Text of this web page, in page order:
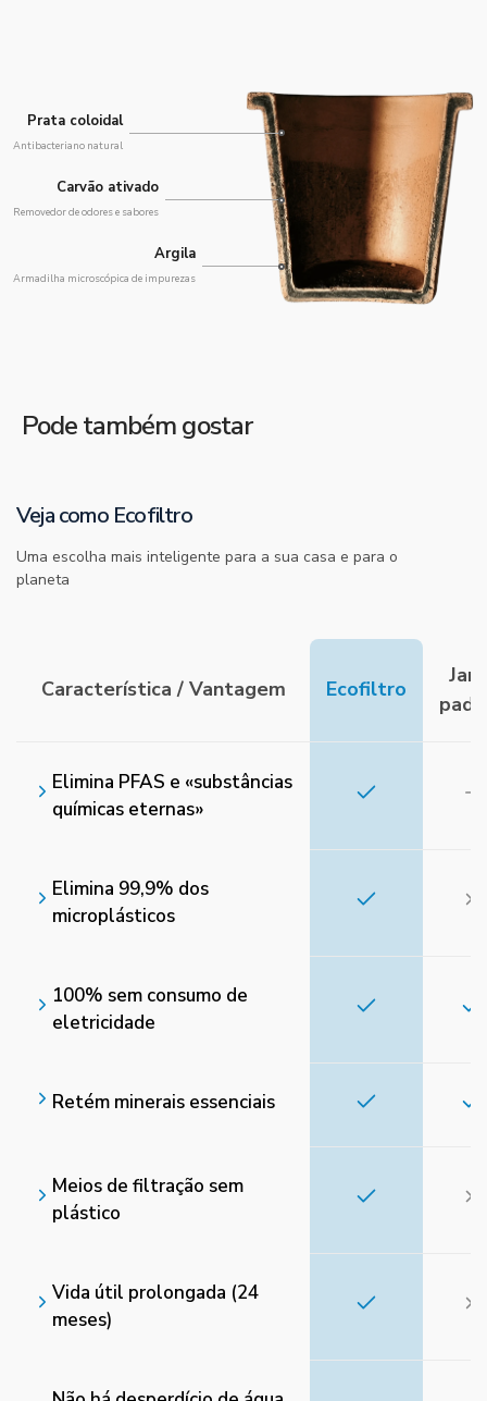
Prata coloidal
Antibacteriano natural
Carvão ativado
Removedor de odores e sabores
Argila
Armadilha microscópica de impurezas
Pode também gostar
Veja como Ecofiltro
Uma escolha mais inteligente para a sua casa e para o
planeta
Característica / Vantagem Ecofiltro
Elimina PFAS e «substâncias
químicas eternas»
Elimina 99,9% dos
microplásticos
100% sem consumo de
eletricidade
Retém minerais essenciais
Meios de filtração sem
plástico
Vida útil prolongada (24
meses)